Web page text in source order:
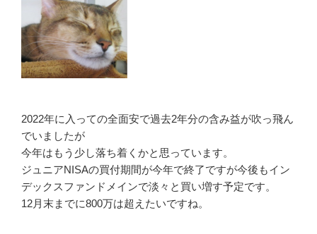
2022年に入っての全面安で過去2年分の含み益が吹っ飛ん
でいましたが
今年はもう少し落ち着くかと思っています。
ジュニアNISAの買付期間が今年で終了ですが今後もイン
デックスファンドメインで淡々と買い増す予定です。
12月末までに800万は超えたいですね。